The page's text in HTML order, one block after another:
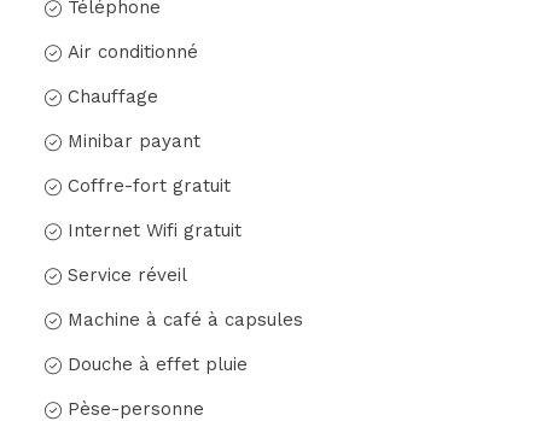
Téléphone
Air conditionné
Chauffage
Minibar payant
Coffre-fort gratuit
Internet Wifi gratuit
Service réveil
Machine à café à capsules
Douche à effet pluie
Pèse-personne